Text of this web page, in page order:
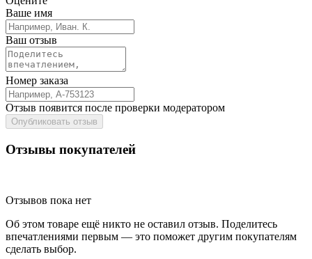
Ваше имя
Ваш отзыв
Номер заказа
Отзыв появится после проверки модератором
Опубликовать отзыв
Отзывы покупателей
Отзывов пока нет
Об этом товаре ещё никто не оставил отзыв. Поделитесь
впечатлениями первым — это поможет другим покупателям
сделать выбор.